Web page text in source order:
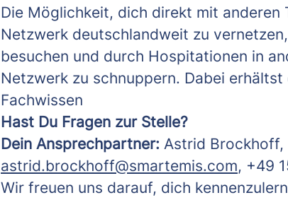
Die Möglichkeit, dich direkt mit
Netzwerk deutschlandweit zu
besuchen und durch Hospitationen in
Netzwerk zu schnuppern. Dabei erhältst
Fachwissen
Hast Du Fragen zur Stelle?
Dein Ansprechpartner: Astrid Brockhoff,
astrid.brockhoff@smartemis.com, +49
Wir freuen uns darauf, dich